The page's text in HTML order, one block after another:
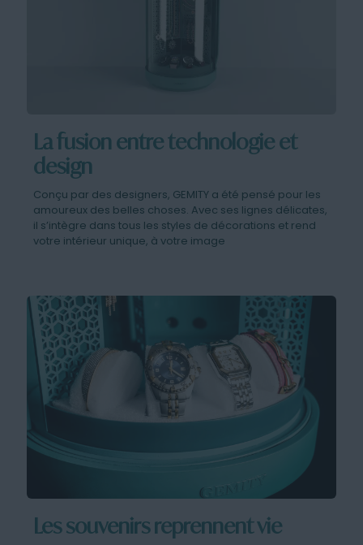
La fusion entre technologie et
design
Conçu par des designers, GEMITY a été pensé pour les
amoureux des belles choses. Avec ses lignes délicates,
il s’intègre dans tous les styles de décorations et rend
votre intérieur unique, à votre image
Les souvenirs reprennent vie